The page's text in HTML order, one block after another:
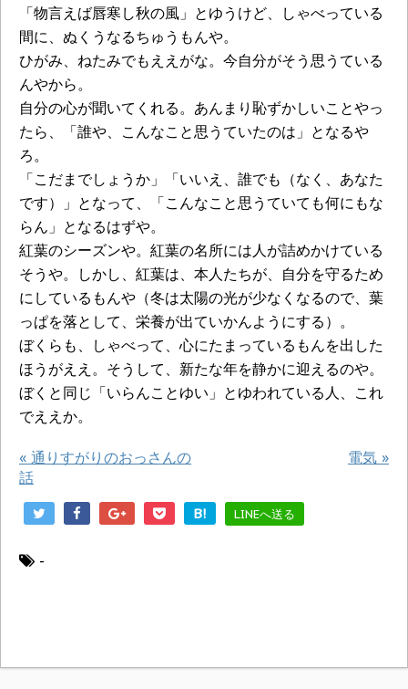
「物言えば唇寒し秋の風」とゆうけど、しゃべっている
間に、ぬくうなるちゅうもんや。
ひがみ、ねたみでもええがな。今自分がそう思うている
んやから。
自分の心が聞いてくれる。あんまり恥ずかしいことやっ
たら、「誰や、こんなこと思うていたのは」となるや
ろ。
「こだまでしょうか」「いいえ、誰でも（なく、あなた
です）」となって、「こんなこと思うていても何にもな
らん」となるはずや。
紅葉のシーズンや。紅葉の名所には人が詰めかけている
そうや。しかし、紅葉は、本人たちが、自分を守るため
にしているもんや（冬は太陽の光が少なくなるので、葉
っぱを落として、栄養が出ていかんようにする）。
ぼくらも、しゃべって、心にたまっているもんを出した
ほうがええ。そうして、新たな年を静かに迎えるのや。
ぼくと同じ「いらんことゆい」とゆわれている人、これ
でええか。
« 通りすがりのおっさんの
話
電気 »
B! LINEへ送る
-